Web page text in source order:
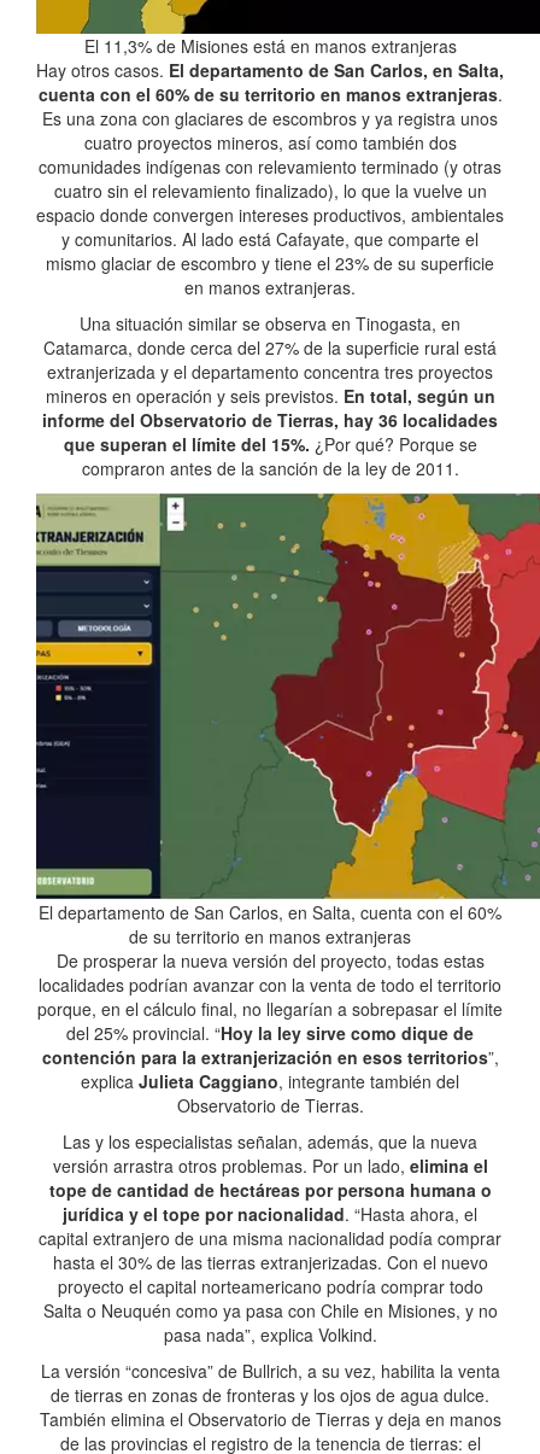
El 11,3% de Misiones está en manos extranjeras
Hay otros casos. El departamento de San Carlos, en Salta,
cuenta con el 60% de su territorio en manos extranjeras.
Es una zona con glaciares de escombros y ya registra unos
cuatro proyectos mineros, así como también dos
comunidades indígenas con relevamiento terminado (y otras
cuatro sin el relevamiento finalizado), lo que la vuelve un
espacio donde convergen intereses productivos, ambientales
y comunitarios. Al lado está Cafayate, que comparte el
mismo glaciar de escombro y tiene el 23% de su superficie
en manos extranjeras.
Una situación similar se observa en Tinogasta, en
Catamarca, donde cerca del 27% de la superficie rural está
extranjerizada y el departamento concentra tres proyectos
mineros en operación y seis previstos. En total, según un
informe del Observatorio de Tierras, hay 36 localidades
que superan el límite del 15%. ¿Por qué? Porque se
compraron antes de la sanción de la ley de 2011.
El departamento de San Carlos, en Salta, cuenta con el 60%
de su territorio en manos extranjeras
De prosperar la nueva versión del proyecto, todas estas
localidades podrían avanzar con la venta de todo el territorio
porque, en el cálculo final, no llegarían a sobrepasar el límite
del 25% provincial. “Hoy la ley sirve como dique de
contención para la extranjerización en esos territorios”,
explica Julieta Caggiano, integrante también del
Observatorio de Tierras.
Las y los especialistas señalan, además, que la nueva
versión arrastra otros problemas. Por un lado, elimina el
tope de cantidad de hectáreas por persona humana o
jurídica y el tope por nacionalidad. “Hasta ahora, el
capital extranjero de una misma nacionalidad podía comprar
hasta el 30% de las tierras extranjerizadas. Con el nuevo
proyecto el capital norteamericano podría comprar todo
Salta o Neuquén como ya pasa con Chile en Misiones, y no
pasa nada”, explica Volkind.
La versión “concesiva” de Bullrich, a su vez, habilita la venta
de tierras en zonas de fronteras y los ojos de agua dulce.
También elimina el Observatorio de Tierras y deja en manos
de las provincias el registro de la tenencia de tierras: el